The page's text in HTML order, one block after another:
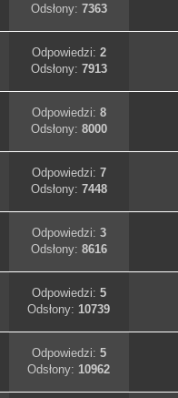
Odsłony: 7363
Odpowiedzi: 2
Odsłony: 7913
Odpowiedzi: 8
Odsłony: 8000
Odpowiedzi: 7
Odsłony: 7448
Odpowiedzi: 3
Odsłony: 8616
Odpowiedzi: 5
Odsłony:10739
Odpowiedzi: 5
Odsłony:10962